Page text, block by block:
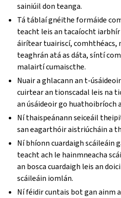
sainiúil don teanga.
Tá táblaí gnéithe formáide
teacht leis an tacaíocht
áirítear tuairiscí,
teaghrán atá as dáta, síntí
malairtí cumaiscthe.
Nuair a ghlacann an t-
cuirtear an tionscadal leis na
an úsáideoir go huathoibríoch
Ní thaispeánann seiceáil
san eagarthóir aistriúcháin a
Ní bhíonn cuardaigh scáileáin
teacht ach le hainmneacha
an bosca cuardaigh leis an
scáileáin iomlán.
Ní féidir cuntais bot gan ainm